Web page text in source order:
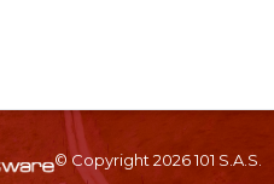
© Copyright2026101 S.A.S.